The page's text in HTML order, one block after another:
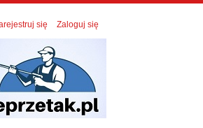
się Zaloguj się